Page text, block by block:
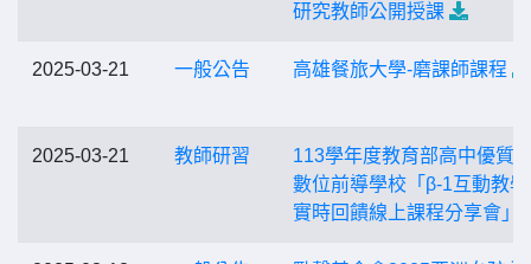
研究教師公開授課
2025-03-21 一般公告 高雄餐旅大學-磨課師課程
2025-03-21 教師研習
113學年度教育部高中優質
數位前導學校「β-1互動教
實時回饋線上課程分享會」